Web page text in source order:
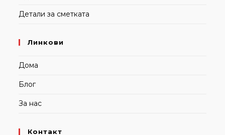
Детали за сметката
Линкови
Дома
Блог
За нас
Контакт